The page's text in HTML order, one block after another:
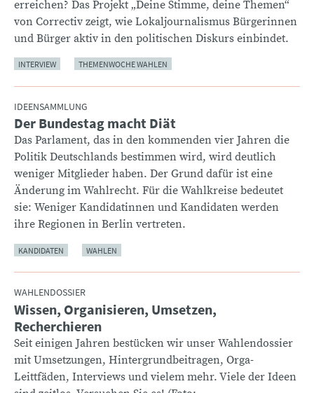
erreichen? Das Projekt „Deine Stimme, deine Themen“
von Correctiv zeigt, wie Lokaljournalismus Bürgerinnen
und Bürger aktiv in den politischen Diskurs einbindet.
INTERVIEW THEMENWOCHE WAHLEN
IDEENSAMMLUNG
:Der Bundestag macht Diät
Das Parlament, das in den kommenden vier Jahren die
Politik Deutschlands bestimmen wird, wird deutlich
weniger Mitglieder haben. Der Grund dafür ist eine
Änderung im Wahlrecht. Für die Wahlkreise bedeutet
sie: Weniger Kandidatinnen und Kandidaten werden
ihre Regionen in Berlin vertreten.
KANDIDATEN WAHLEN
WAHLENDOSSIER
:Wissen, Organisieren, Umsetzen,
Recherchieren
Seit einigen Jahren bestücken wir unser Wahlendossier
mit Umsetzungen, Hintergrundbeitragen, Orga-
Leittfäden, Interviews und vielem mehr. Viele der Ideen